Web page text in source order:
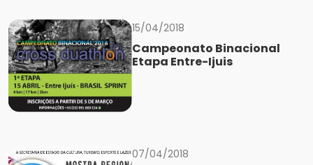
15/04/2018
Campeonato Binacional
Etapa Entre-Ijuis
07/04/2018